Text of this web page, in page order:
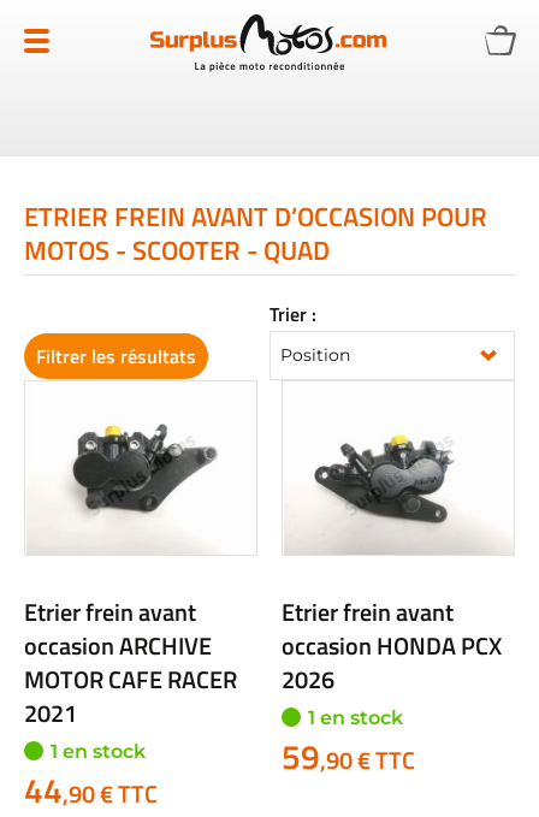
au
contenu
ETRIER FREIN AVANT D’OCCASION POUR
MOTOS - SCOOTER - QUAD
Trier :
Etrier frein avant
occasion ARCHIVE
MOTOR CAFE RACER
2021
1 en stock
44,90 € TTC
Etrier frein avant
occasion HONDA PCX
2026
1 en stock
59,90 € TTC
Filtrer les résultats